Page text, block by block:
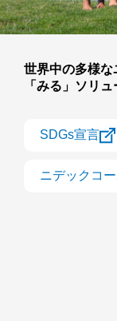
世界中の多様な
「みる」ソリ
SDGs宣言
ニデックコ